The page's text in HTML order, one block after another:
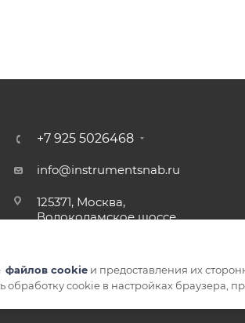
+7 925 5026468
info@instrumentsnab.ru
125371, Москва,
Волоколамское шоссе,
файлов cookie и предоставления их
обработку cookie в настройках браузера,